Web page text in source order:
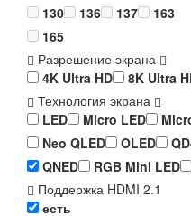
130
136 137
163
165
Разрешение экрана
4K Ultra HD
8K Ultra
Технология экрана
LED
Micro LED
Neo QLED
OLED
QNED
RGB Mini LED
Поддержка HDMI 2.1
есть